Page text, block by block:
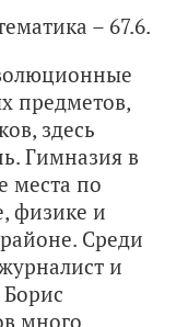
– 67.6.
предметов,
здесь
Гимназия в
места по
физике и
Среди
и
много